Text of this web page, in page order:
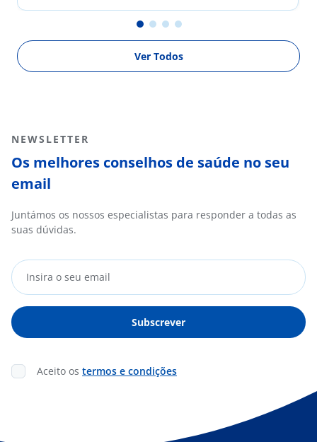
Ver Todos
NEWSLETTER
Os melhores conselhos de saúde no seu
email
Juntámos os nossos especialistas para responder a todas as
suas dúvidas.
Aceito os termos e condições